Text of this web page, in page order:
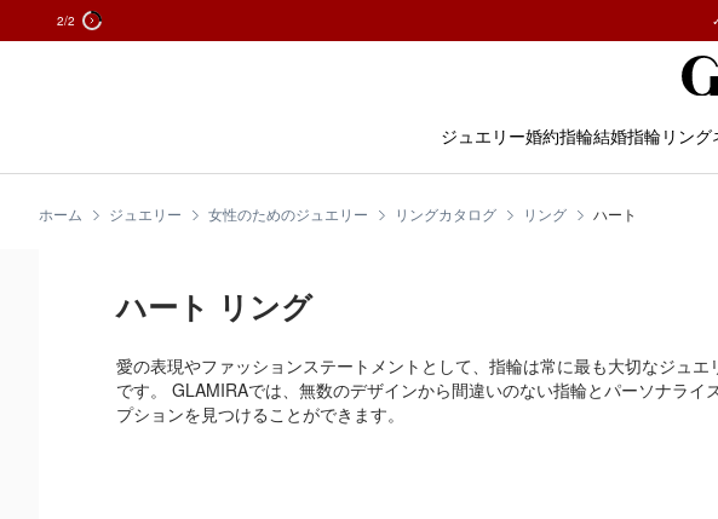
2/2
に
ジュエリー婚約指輪結婚指輪 リング
ホーム ジュエリー 女性のためのジュエリー リングカタログ リング ハート
ハート リング
愛の表現やファッションステートメントとして、指輪は常に最も大切なジュエ
です。 GLAMIRAでは、無数のデザインから間違いのない指輪とパーソナライ
プションを見つけることができます。